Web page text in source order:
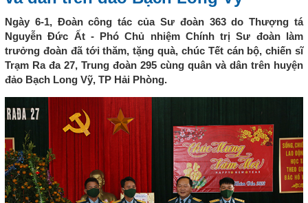
Ngày 6-1, Đoàn công tác của Sư đoàn 363 do Thượng tá
Nguyễn Đức Ất - Phó Chủ nhiệm Chính trị Sư đoàn làm
trưởng đoàn đã tới thăm, tặng quà, chúc Tết cán bộ, chiến sĩ
Trạm Ra đa 27, Trung đoàn 295 cùng quân và dân trên huyện
đảo Bạch Long Vỹ, TP Hải Phòng.